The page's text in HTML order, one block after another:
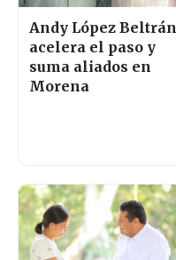
Andy López Beltrán
acelera el paso y
suma aliados en
Morena